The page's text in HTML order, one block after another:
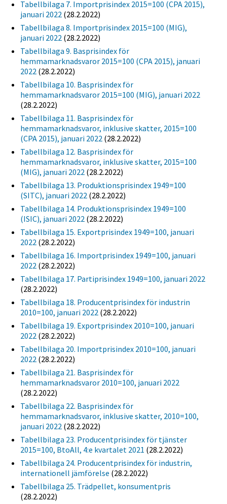
Tabellbilaga 7. Importprisindex 2015=100 (CPA 2015),
januari 2022 (28.2.2022)
Tabellbilaga 8. Importprisindex 2015=100 (MIG),
januari 2022 (28.2.2022)
Tabellbilaga 9. Basprisindex för
hemmamarknadsvaror 2015=100 (CPA 2015), januari
2022 (28.2.2022)
Tabellbilaga 10. Basprisindex för
hemmamarknadsvaror 2015=100 (MIG), januari 2022
(28.2.2022)
Tabellbilaga 11. Basprisindex för
hemmamarknadsvaror, inklusive skatter, 2015=100
(CPA 2015), januari 2022 (28.2.2022)
Tabellbilaga 12. Basprisindex för
hemmamarknadsvaror, inklusive skatter, 2015=100
(MIG), januari 2022 (28.2.2022)
Tabellbilaga 13. Produktionsprisindex 1949=100
(SITC), januari 2022 (28.2.2022)
Tabellbilaga 14. Produktionsprisindex 1949=100
(ISIC), januari 2022 (28.2.2022)
Tabellbilaga 15. Exportprisindex 1949=100, januari
2022 (28.2.2022)
Tabellbilaga 16. Importprisindex 1949=100, januari
2022 (28.2.2022)
Tabellbilaga 17. Partiprisindex 1949=100, januari 2022
(28.2.2022)
Tabellbilaga 18. Producentprisindex för industrin
2010=100, januari 2022 (28.2.2022)
Tabellbilaga 19. Exportprisindex 2010=100, januari
2022 (28.2.2022)
Tabellbilaga 20. Importprisindex 2010=100, januari
2022 (28.2.2022)
Tabellbilaga 21. Basprisindex för
hemmamarknadsvaror 2010=100, januari 2022
(28.2.2022)
Tabellbilaga 22. Basprisindex för
hemmamarknadsvaror, inklusive skatter, 2010=100,
januari 2022 (28.2.2022)
Tabellbilaga 23. Producentprisindex för tjänster
2015=100, BtoAll, 4:e kvartalet 2021 (28.2.2022)
Tabellbilaga 24. Producentprisindex för industrin,
internationell jämförelse (28.2.2022)
Tabellbilaga 25. Trädpellet, konsumentpris
(28.2.2022)